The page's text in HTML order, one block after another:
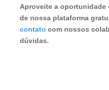
Aproveite a oportunidade
de nossa plataforma
contato com nossos
dúvidas.